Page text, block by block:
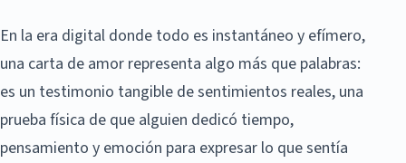
En la era digital donde todo es instantáneo y efímero,
una carta de amor representa algo más que palabras:
es un testimonio tangible de sentimientos reales, una
prueba física de que alguien dedicó tiempo,
pensamiento y emoción para expresar lo que sentía